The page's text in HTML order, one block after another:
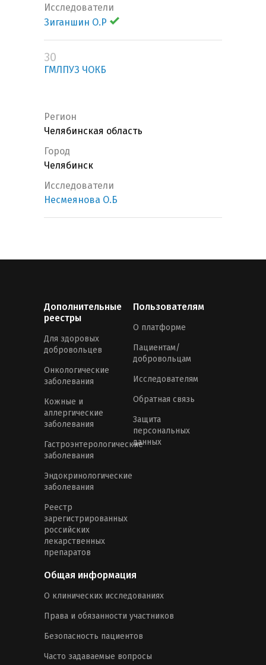
Исследователи
Зиганшин О.Р
30
ГМЛПУЗ ЧОКБ
Регион
Челябинская область
Город
Челябинск
Исследователи
Несмеянова О.Б
Дополнительные
реестры
Для здоровых
добровольцев
Онкологические
заболевания
Кожные и
аллергические
заболевания
Гастроэнтерологические
заболевания
Эндокринологические
заболевания
Реестр
зарегистрированных
российских
лекарственных
препаратов
Пользователям
О платформе
Пациентам/
добровольцам
Исследователям
Обратная связь
Защита
персональных
данных
Общая информация
О клинических исследованиях
Права и обязанности участников
Безопасность пациентов
Часто задаваемые вопросы